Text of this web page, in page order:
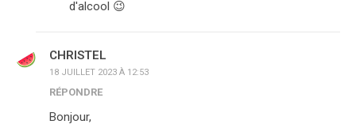
d'alcool 😉
CHRISTEL
18 JUILLET 2023 À 12:53
RÉPONDRE
Bonjour,